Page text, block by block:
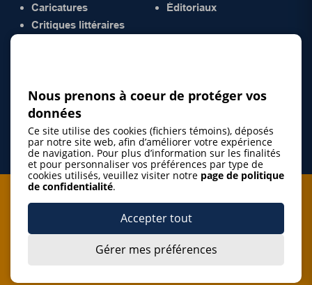
Caricatures
Critiques littéraires
Éditoriaux
Je m'abonne à l'infolettre
J’accepte de m’abonner à l’infolettre de La Gazette de la
Nous prenons à coeur de protéger vos
données
Ce site utilise des cookies (fichiers témoins), déposés
par notre site web, afin d’améliorer votre expérience
de navigation. Pour plus d’information sur les finalités
et pour personnaliser vos préférences par type de
cookies utilisés, veuillez visiter notre page de politique
de confidentialité.
Accepter tout
Gérer mes préférences